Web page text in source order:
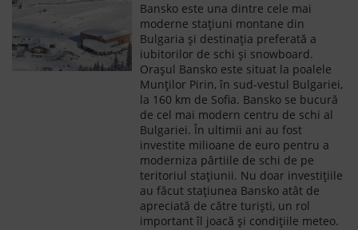
Bansko este una dintre cele mai
moderne staţiuni montane din
Bulgaria și destinația preferată a
iubitorilor de schi și snowboard.
Orașul Bansko este situat la poalele
Munților Pirin, în sud-vestul Bulgariei,
la 160 km de Sofia. Bansko se bucură
de cel mai modern centru de schi al
Bulgariei. În ultimii ani au fost
investite milioane de euro pentru a
moderniza pârtiile de schi de pe
teritoriul stațiunii. Nu doar investițiile
au făcut stațiunea Bansko atât de
apreciată de către turiști, un rol
important îl joacă și condițiile meteo.